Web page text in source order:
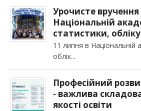
Урочисте
Національній
статистики,
11 липня в Національній
облік
Професійний
- важлива
якості освіти